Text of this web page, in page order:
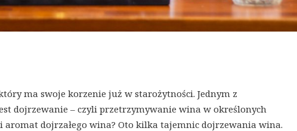
ma swoje korzenie już w starożytności. Jednym z
dojrzewanie – czyli przetrzymywanie wina w określonych
aromat dojrzałego wina? Oto kilka tajemnic dojrzewania wina.